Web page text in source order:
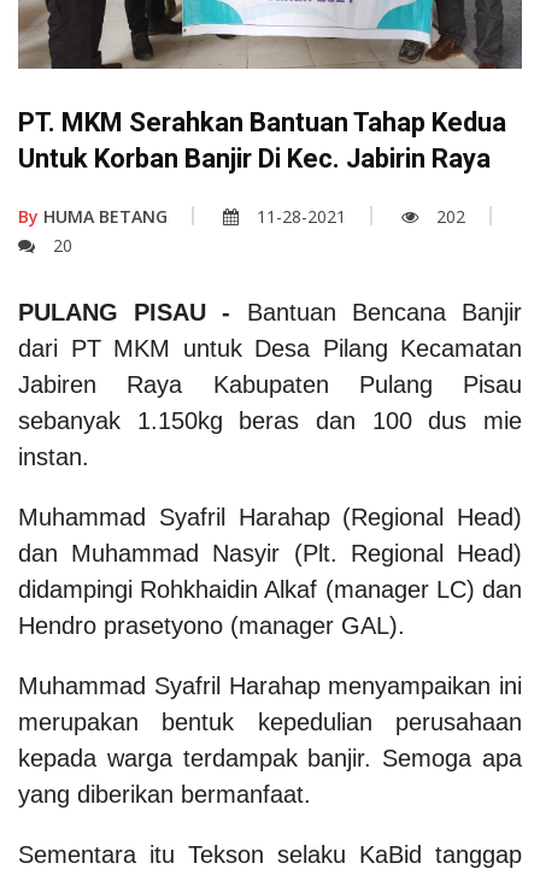
PT. MKM Serahkan Bantuan Tahap Kedua
Untuk Korban Banjir Di Kec. Jabirin Raya
By HUMA BETANG 11-28-2021
202
20
PULANG PISAU - Bantuan Bencana Banjir
dari PT MKM untuk Desa Pilang Kecamatan
Jabiren Raya Kabupaten Pulang Pisau
sebanyak 1.150kg beras dan 100 dus mie
instan.
Muhammad Syafril Harahap (Regional Head)
dan Muhammad Nasyir (Plt. Regional Head)
didampingi Rohkhaidin Alkaf (manager LC) dan
Hendro prasetyono (manager GAL).
Muhammad Syafril Harahap menyampaikan ini
merupakan bentuk kepedulian perusahaan
kepada warga terdampak banjir. Semoga apa
yang diberikan bermanfaat.
Sementara itu Tekson selaku KaBid tanggap